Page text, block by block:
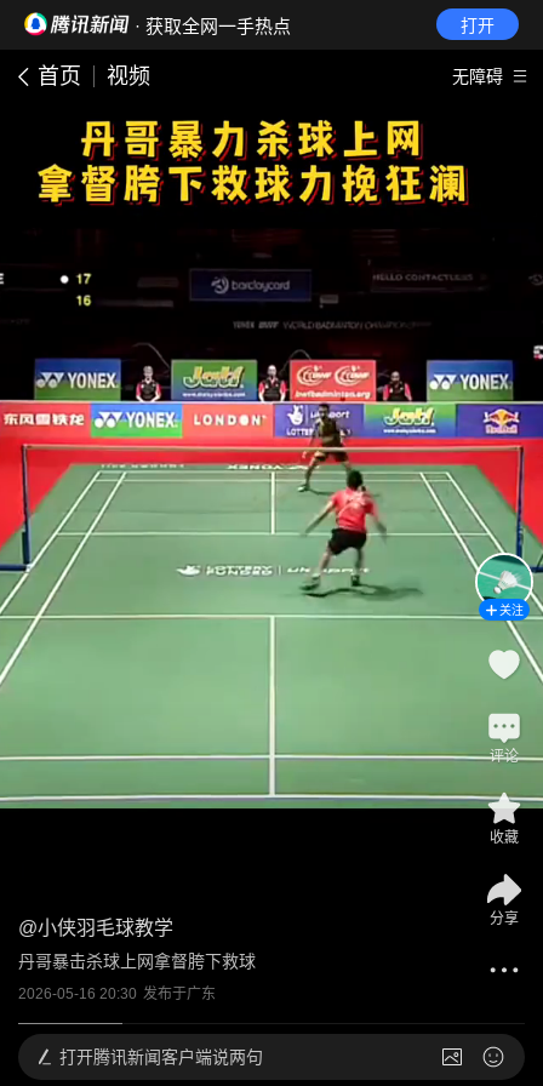
· 获取全网一手热点 打开
首页 视频 无障碍
@小侠羽毛球教学
丹哥暴击杀球上网拿督胯下救球
2026-05-16 20:30 发布于广东
关注
评论
收藏
分享
打开腾讯新闻客户端说两句